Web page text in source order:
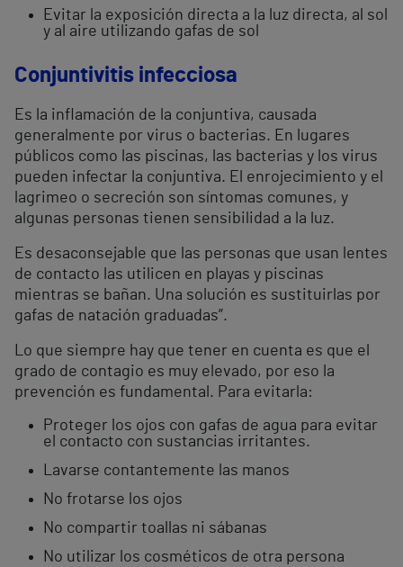
Evitar la exposición directa a la luz directa, al sol
y al aire utilizando gafas de sol
Conjuntivitis infecciosa
Es la inflamación de la conjuntiva, causada
generalmente por virus o bacterias. En lugares
públicos como las piscinas, las bacterias y los virus
pueden infectar la conjuntiva. El enrojecimiento y el
lagrimeo o secreción son síntomas comunes, y
algunas personas tienen sensibilidad a la luz.
Es desaconsejable que las personas que usan lentes
de contacto las utilicen en playas y piscinas
mientras se bañan. Una solución es sustituirlas por
gafas de natación graduadas”.
Lo que siempre hay que tener en cuenta es que el
grado de contagio es muy elevado, por eso la
prevención es fundamental. Para evitarla:
Proteger los ojos con gafas de agua para evitar
el contacto con sustancias irritantes.
Lavarse contantemente las manos
No frotarse los ojos
No compartir toallas ni sábanas
No utilizar los cosméticos de otra persona